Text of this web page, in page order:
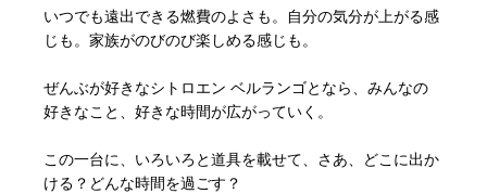
いつでも遠出できる燃費のよさも。自分の気分が上がる感
じも。家族がのびのび楽しめる感じも。
ぜんぶが好きなシトロエン ベルランゴとなら、みんなの
好きなこと、好きな時間が広がっていく。
この一台に、いろいろと道具を載せて、さあ、どこに出か
ける？どんな時間を過ごす？